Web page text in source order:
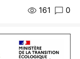
161 0